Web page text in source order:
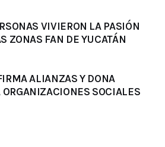
VIVIERON LA PASIÓN
ZONAS FAN DE YUCATÁN
ALIANZAS Y DONA
SOCIALES